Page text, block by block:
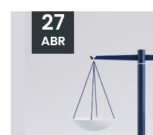
27
ABR